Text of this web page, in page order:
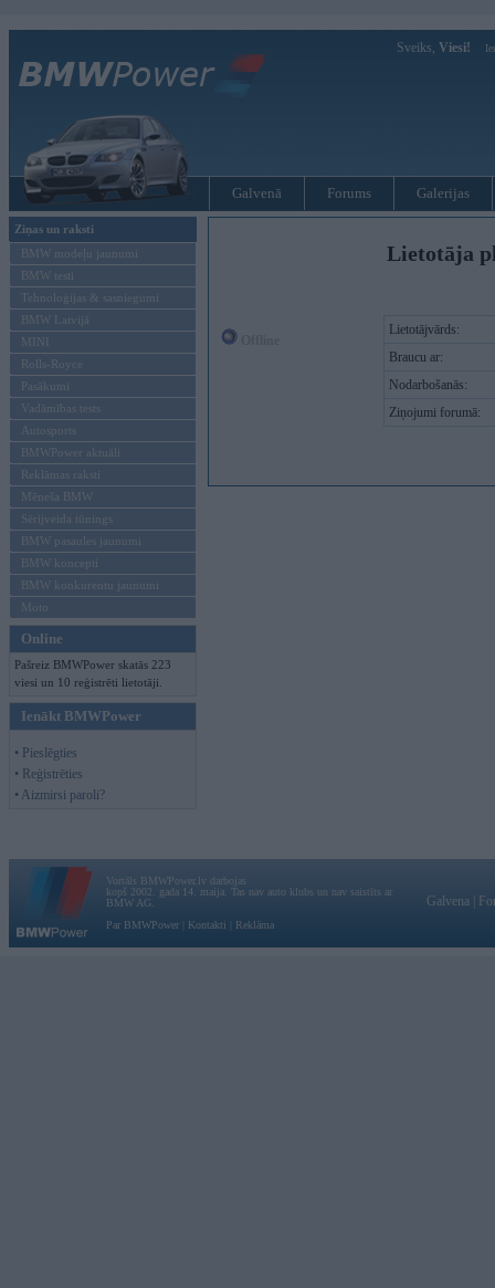
Sveiks, Viesi!
Galvenā Forums Galerijas
Ziņas un raksti
BMW modeļu jaunumi
BMW testi
Tehnoloģijas & sasniegumi
BMW Latvijā
MINI
Rolls-Royce
Pasākumi
Vadāmības tests
Autosports
BMWPower aktuāli
Reklāmas raksti
Mēneša BMW
Sērijveida tūnings
BMW pasaules jaunumi
BMW koncepti
BMW konkurentu jaunumi
Moto
Online
Pašreiz BMWPower skatās 223
viesi un 10 reģistrēti lietotāji.
Ienākt BMWPower
• Pieslēgties
• Reģistrēties
• Aizmirsi paroli?
Lietotāja
Lietotājvārds:
Braucu ar:
Nodarbošanās:
Ziņojumi forumā:
Vortāls BMWPower.lv darbojas
kopš 2002. gada 14. maija. Tas nav auto klubs un nav saistīts ar
BMW AG.
Par BMWPower
Kontakti Reklāma
Galvena